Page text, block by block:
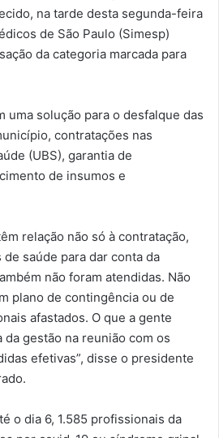
na tarde desta segunda-feira
de São Paulo (Simesp)
da categoria marcada para
uma solução para o desfalque das
contratações nas
(UBS), garantia de
de insumos e
relação não só à contratação,
saúde para dar conta da
não foram atendidas. Não
plano de contingência ou de
afastados. O que a gente
gestão na reunião com os
efetivas”, disse o presidente
o dia 6, 1.585 profissionais da